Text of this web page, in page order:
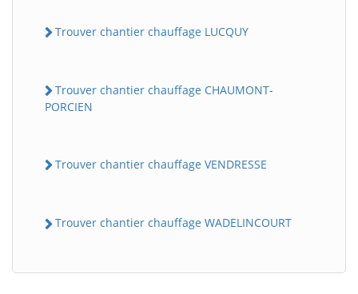
Trouver chantier chauffage LUCQUY
Trouver chantier chauffage CHAUMONT-
PORCIEN
Trouver chantier chauffage VENDRESSE
Trouver chantier chauffage WADELINCOURT